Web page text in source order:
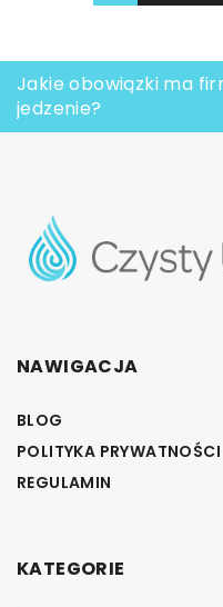
Czym zajmuje się
Jakie obowiązki ma
jedzenie?
Ślub i wesele w stylu
zadbają o charakter?
NAWIGACJA
BLOG
POLITYKA PRYWATNOŚCI
REGULAMIN
KATEGORIE